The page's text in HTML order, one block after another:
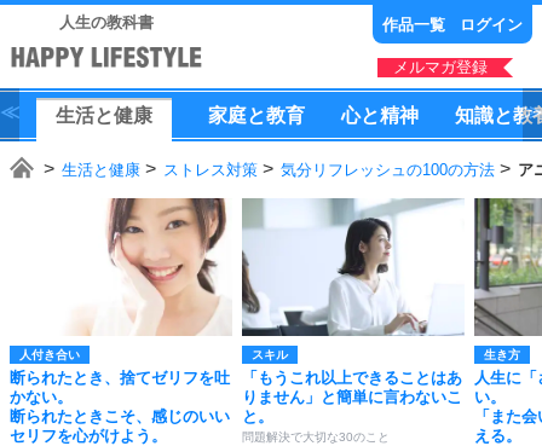
人生の教科書 作品一覧 ログイン
メルマガ登録
生活と健康 家庭と教育 心と精神 知識と教
生活と健康 ストレス対策 気分リフレッシュの100の方法 ア
人付き合い
断られたとき、捨てゼリフを吐
かない。
断られたときこそ、感じのいい
セリフを心がけよう。
スキル
「もうこれ以上できることはあ
りません」と簡単に言わないこ
と。
問題解決で大切な30のこと
生き方
人生に
い。
「また
える。